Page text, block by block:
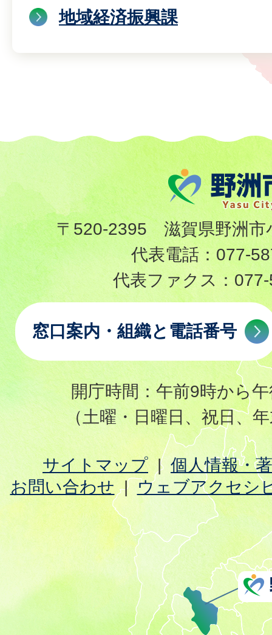
地域経済振興課
〒520-2395 滋賀県野洲市
代表電話： 077-
代表ファクス：
窓口案内・組織と電話番号
開庁時間：午前9時から
（土曜・日曜日、祝日、
サイトマップ
個人情報・
お問い合わせ
ウェブアクセシ